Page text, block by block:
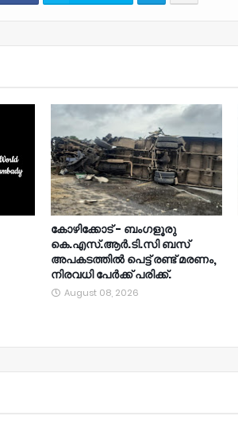
കോഴിക്കോട് - ബംഗളൂരു
കെ.എസ്.ആർ.ടി.സി ബസ്
അപകടത്തിൽ പെട്ട് രണ്ട് മരണം,
നിരവധി പേർക്ക് പരിക്ക്.
August 08, 2026